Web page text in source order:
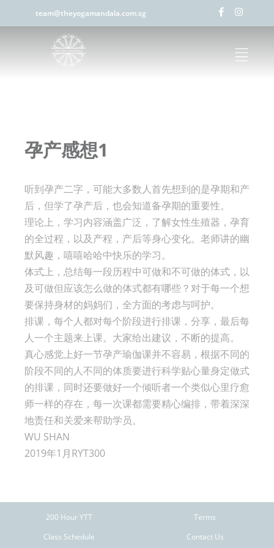
team@theyogamandala.com.sg
孕产感想1
听到孕产二字，可能大多数人首先想到的是孕期和产
后，但学了孕产后，也会知道备孕期的重要性。
理论上，学习内容涵盖广泛，了解女性生殖器，孕育
的全过程，以及产程，产后等身心变化。老师讲的幽
默风趣，嘻嘻哈哈中快乐的学习。
体式上，总结每一段历程中可做和不可做的体式，以
及可做但应该怎么做的体式都有哪些？对于每一个想
要保持身材的妈妈们，全方面的考虑与呵护。
排课，每个人都对每个阶段进行排课，分享，最后每
人一个主题来上课。大家给出建议，不断的提高。
真心感觉上好一节孕产瑜伽课并不容易，根据不同的
阶段不同的人不同的体质要进行科学贴心量身定做式
的排课，同时还要做好一个倾听者一个类似心里疗愈
师一样的存在，每一次课都需要精心编排，带着深深
地责任和关爱来帮助学员。
WU SHAN
2019年1月RYT300
200 Hour YTT
Class Schedule
Terms
Contact Us